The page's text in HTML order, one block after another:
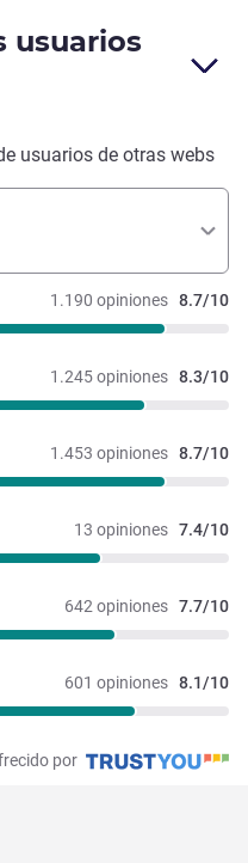
usuarios
usuarios de otras webs
1.190 opiniones 8.7/10
1.245 opiniones 8.3/10
1.453 opiniones 8.7/10
13 opiniones 7.4/10
642 opiniones 7.7/10
601 opiniones 8.1/10
por